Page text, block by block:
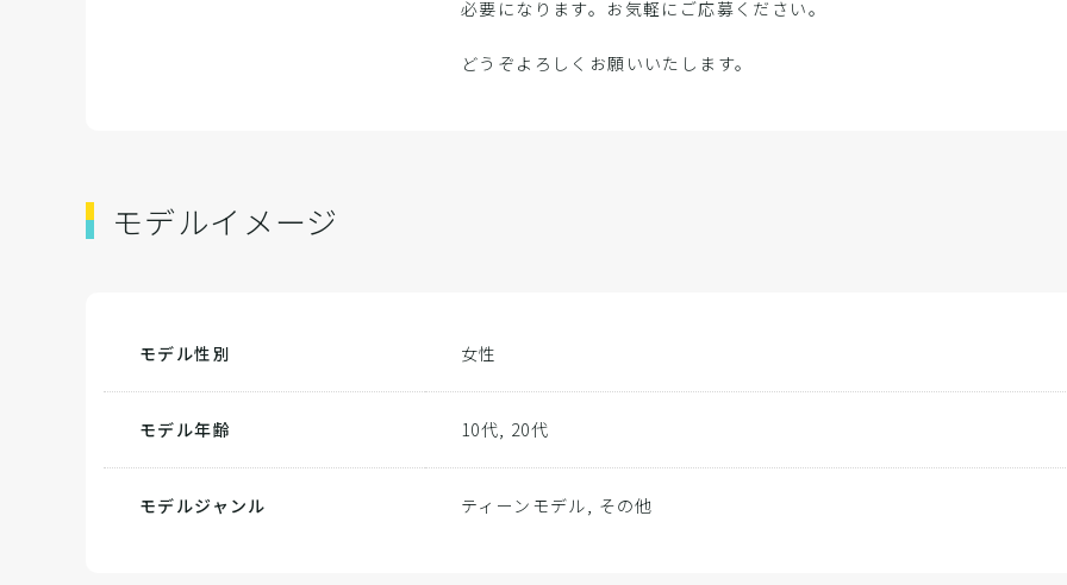
必要になります。お気軽にご応募ください。
どうぞよろしくお願いいたします。
モデルイメージ
モデル性別 女性
モデル年齢 10代, 20代
モデルジャンル ティーンモデル, その他